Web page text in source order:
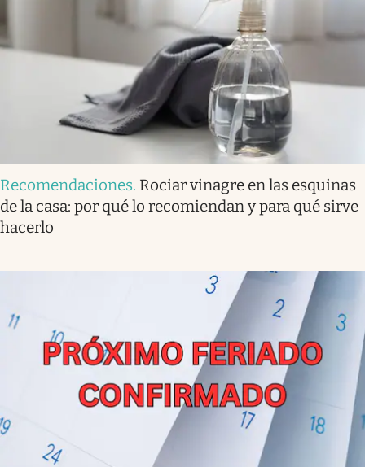
Recomendaciones. Rociar vinagre en las esquinas
de la casa: por qué lo recomiendan y para qué sirve
hacerlo